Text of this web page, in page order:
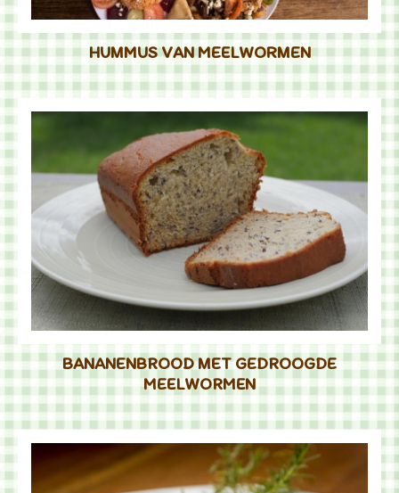
HUMMUS VAN MEELWORMEN
BANANENBROOD MET GEDROOGDE
MEELWORMEN